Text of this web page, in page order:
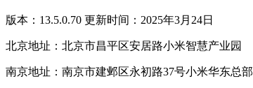
版本：13.5.0.70 更新时间：2025年3月24日
北京地址：北京市昌平区安居路小米智慧产业园
南京地址：南京市建邺区永初路37号小米华东总部